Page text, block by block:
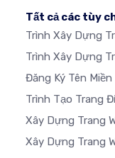
Tất cả các tùy
Trình Xây Dựng
Trình Xây Dựng
Đăng Ký Tên Miền
Trình Tạo Trang
Xây Dựng Trang
Xây Dựng Trang